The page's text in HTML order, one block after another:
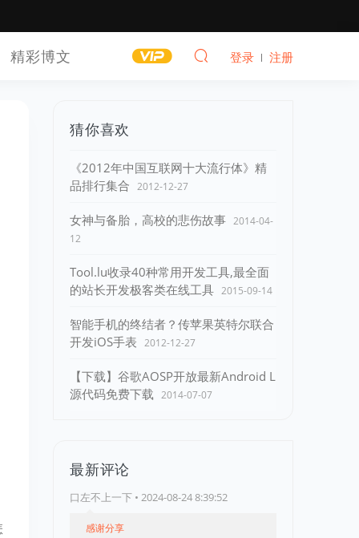
精彩博文 登录 注册
猜你喜欢
《2012年中国互联网十大流行体》精
品排行集合 2012-12-27
女神与备胎，高校的悲伤故事 2014-04-
12
Tool.lu收录40种常用开发工具,最全面
的站长开发极客类在线工具 2015-09-14
智能手机的终结者？传苹果英特尔联合
开发iOS手表 2012-12-27
【下载】谷歌AOSP开放最新Android L
源代码免费下载 2014-07-07
最新评论
口左不上一下 • 2024-08-24 8:39:52
感谢分享